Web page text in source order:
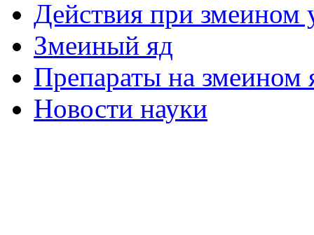
Действия при змеином
Змеиный яд
Препараты на змеином
Новости науки